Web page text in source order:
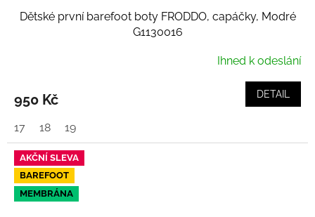
Dětské první barefoot boty FRODDO, capáčky, Modré
G1130016
Ihned k odeslání
950 Kč DETAIL
17 18 19
AKČNÍ SLEVA
BAREFOOT
MEMBRÁNA